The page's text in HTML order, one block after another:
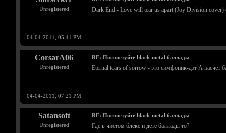
Unregistered Dark End - Love will tear us apart (Joy Division cover)
04-04-2011, 05:41 PM
CorsarA06
Unregistered
RE: Посоветуйте black-metal баллады
Eternal tears of sorrow - это симфоник-дэт А насчёт
04-04-2011, 07:21 PM
Satansoft
Unregistered
RE: Посоветуйте black-metal баллады
Где в чистом блеке и дете баллады то?